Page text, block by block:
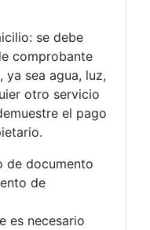
se debe
comprobante
sea agua, luz,
otro servicio
el pago
de documento
de
es necesario